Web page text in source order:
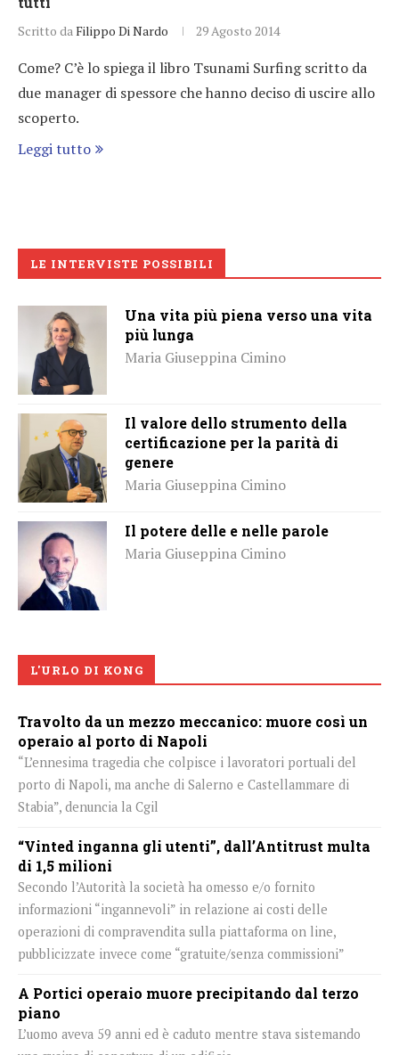
Scritto da Filippo Di Nardo 29 Agosto 2014
Come? C’è lo spiega il libro Tsunami Surfing scritto da
due manager di spessore che hanno deciso di uscire allo
scoperto.
Leggi tutto
LE INTERVISTE POSSIBILI
Una vita più piena verso una vita
più lunga
Maria Giuseppina Cimino
Il valore dello strumento della
certificazione per la parità di
genere
Maria Giuseppina Cimino
Il potere delle e nelle parole
Maria Giuseppina Cimino
L'URLO DI KONG
Travolto da un mezzo meccanico: muore così un
operaio al porto di Napoli
“L’ennesima tragedia che colpisce i lavoratori portuali del
porto di Napoli, ma anche di Salerno e Castellammare di
Stabia”, denuncia la Cgil
“Vinted inganna gli utenti”, dall’Antitrust multa
di 1,5 milioni
Secondo l’Autorità la società ha omesso e/o fornito
informazioni “ingannevoli” in relazione ai costi delle
operazioni di compravendita sulla piattaforma on line,
pubblicizzate invece come “gratuite/senza commissioni”
A Portici operaio muore precipitando dal terzo
piano
L’uomo aveva 59 anni ed è caduto mentre stava sistemando